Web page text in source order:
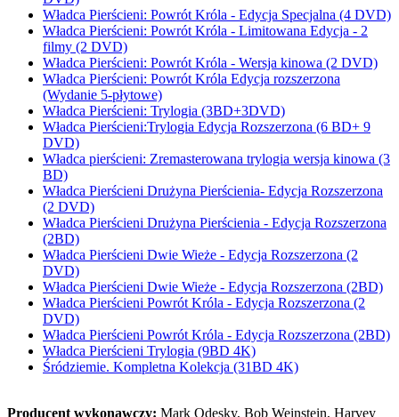
Władca Pierścieni: Powrót Króla - Edycja Specjalna (4 DVD)
Władca Pierścieni: Powrót Króla - Limitowana Edycja - 2
filmy (2 DVD)
Władca Pierścieni: Powrót Króla - Wersja kinowa (2 DVD)
Władca Pierścieni: Powrót Króla Edycja rozszerzona
(Wydanie 5-płytowe)
Władca Pierścieni: Trylogia (3BD+3DVD)
Władca Pierścieni:Trylogia Edycja Rozszerzona (6 BD+ 9
DVD)
Władca pierścieni: Zremasterowana trylogia wersja kinowa (3
BD)
Władca Pierścieni Drużyna Pierścienia- Edycja Rozszerzona
(2 DVD)
Władca Pierścieni Drużyna Pierścienia - Edycja Rozszerzona
(2BD)
Władca Pierścieni Dwie Wieże - Edycja Rozszerzona (2
DVD)
Władca Pierścieni Dwie Wieże - Edycja Rozszerzona (2BD)
Władca Pierścieni Powrót Króla - Edycja Rozszerzona (2
DVD)
Władca Pierścieni Powrót Króla - Edycja Rozszerzona (2BD)
Władca Pierścieni Trylogia (9BD 4K)
Śródziemie. Kompletna Kolekcja (31BD 4K)
Producent wykonawczy: Mark Odesky, Bob Weinstein, Harvey